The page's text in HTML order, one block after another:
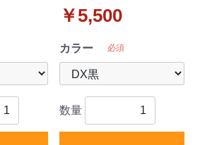
用 DXシリーズ
￥5,500
カラー 必須
数量